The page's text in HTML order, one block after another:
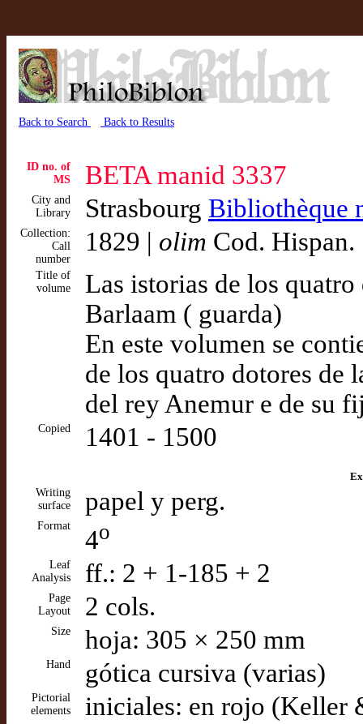
Back to Search Back to Results
ID no. of
MS
BETA manid 3337
City and
Library
Strasbourg Bibliothèque
Collection:
Call
number
1829 | olim Cod. Hispan.
Title of
volume
Las istorias de los
Barlaam ( guarda)
En este volumen se
de los quatro dotores de
del rey Anemur e de su
Copied 1401 - 1500
Writing
surface
papel y perg.
Format 4o
Leaf
Analysis
ff.: 2 + 1-185 + 2
Page
Layout
2 cols.
Size hoja: 305 × 250 mm
Hand gótica cursiva (varias)
Pictorial
elements
iniciales: en rojo (Keller